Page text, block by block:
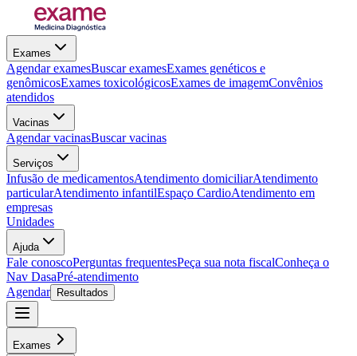
Exames
Agendar examesBuscar examesExames genéticos e
genômicosExames toxicológicosExames de imagemConvênios
atendidos
Vacinas
Agendar vacinasBuscar vacinas
Serviços
Infusão de medicamentosAtendimento domiciliarAtendimento
particularAtendimento infantilEspaço CardioAtendimento em
empresas
Unidades
Ajuda
Fale conoscoPerguntas frequentesPeça sua nota fiscalConheça o
Nav DasaPré-atendimento
Agendar
Resultados
Exames